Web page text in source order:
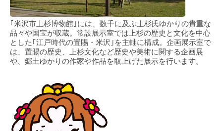
｢米沢市上杉博物館｣には、数千に及ぶ上杉氏ゆかりの貴重な
品々や国宝が収蔵。常設展示室では上杉の歴史と文化を中心
とした｢江戸時代の置賜・米沢｣を主軸に構成。企画展示室で
は、置賜の歴史、上杉文化など歴史や美術に関する企画展
や、郷土ゆかりの作家や作品を取上げた展示を行います。